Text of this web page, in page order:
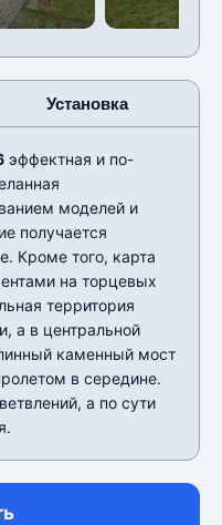
Установка
эффектная и по-
моделей и
получается
Кроме того, карта
на торцевых
территория
а в центральной
каменный мост
в середине.
а по сути